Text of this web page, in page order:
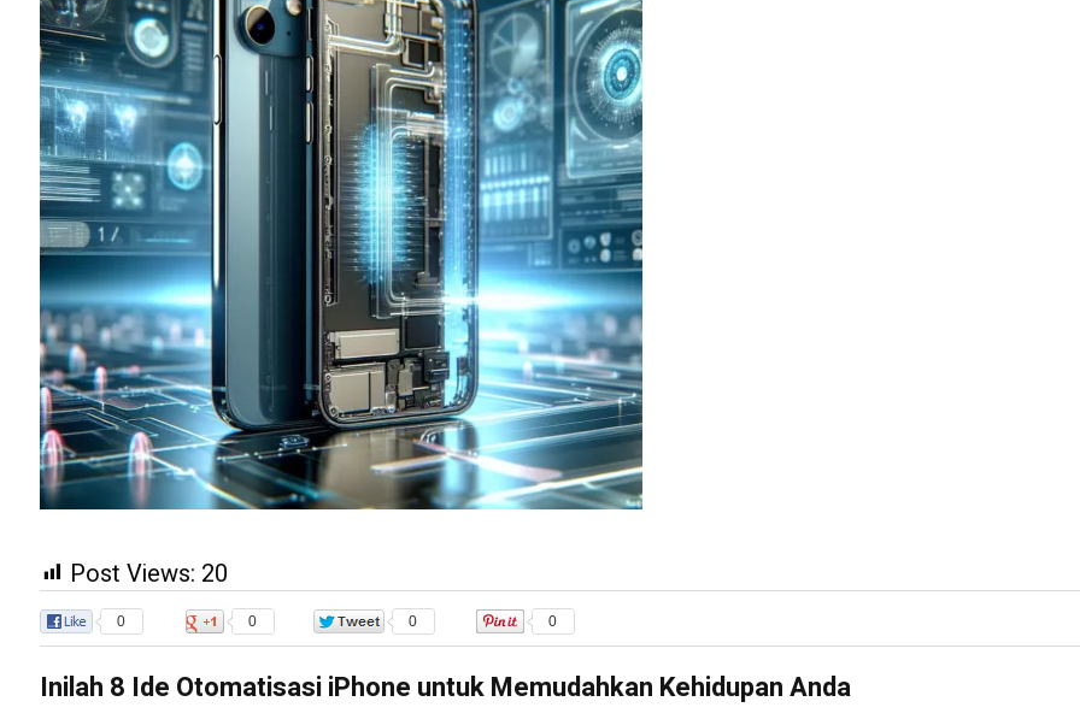
Post Views: 20
0 0 0 0
Inilah 8 Ide Otomatisasi iPhone untuk Memudahkan Kehidupan Anda